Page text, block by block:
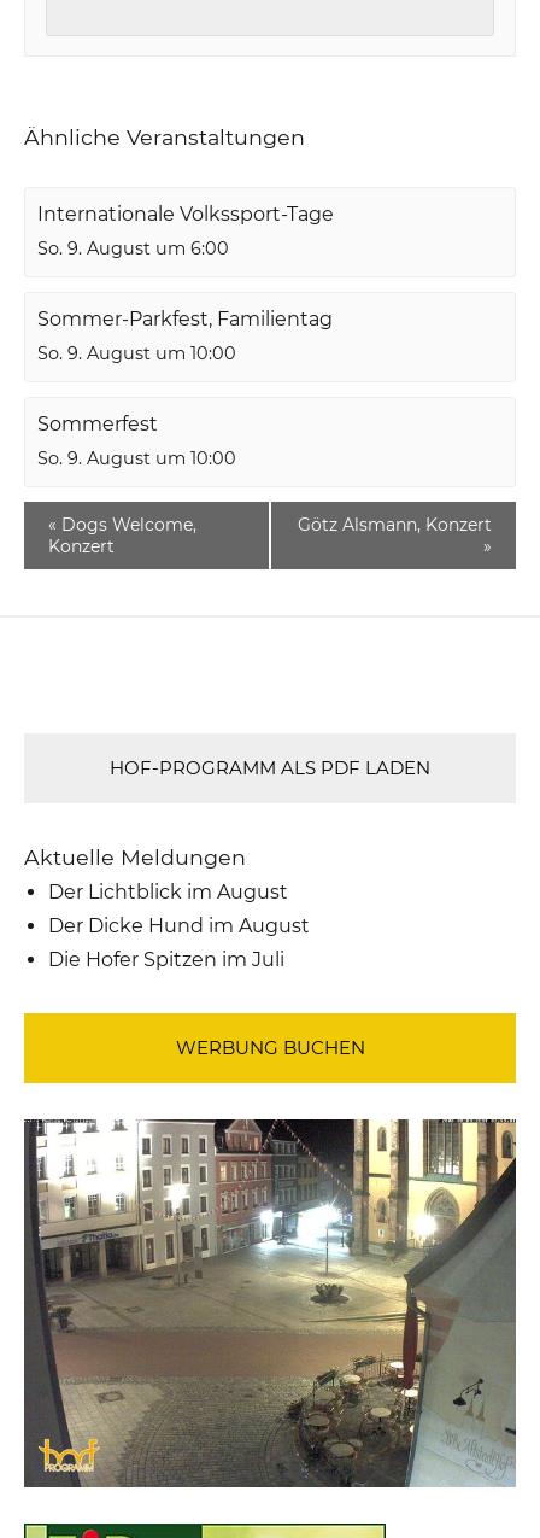
Ähnliche Veranstaltungen
Internationale Volkssport-Tage
So. 9. August um 6:00
Sommer-Parkfest, Familientag
So. 9. August um 10:00
Sommerfest
So. 9. August um 10:00
« Dogs Welcome,
Konzert
Götz Alsmann, Konzert
»
HOF-PROGRAMM ALS PDF LADEN
Aktuelle Meldungen
Der Lichtblick im August
Der Dicke Hund im August
Die Hofer Spitzen im Juli
WERBUNG BUCHEN